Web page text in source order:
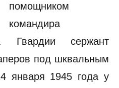
помощником
командира
Гвардии сержант
под шквальным
января 1945 года у